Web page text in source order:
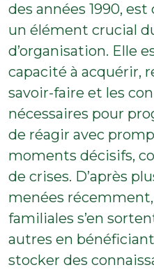
des années 1990,
un élément crucial
d’organisation. Elle
capacité à acquérir,
savoir-faire et les
nécessaires pour
de réagir avec
moments décisifs,
de crises. D’après
menées
familiales s’en
autres en
stocker des